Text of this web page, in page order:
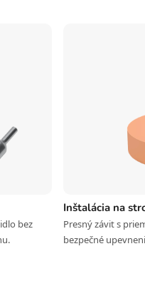
bez
Inštalácia na
Presný závit s
bezpečné